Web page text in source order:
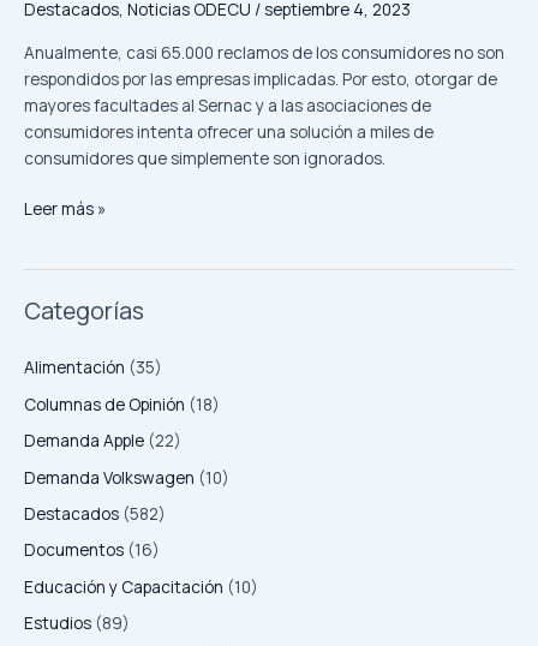
Categorías
Alimentación (35)
Columnas de Opinión (18)
Demanda Apple (22)
Demanda Volkswagen (10)
Destacados (582)
Documentos (16)
Educación y Capacitación (10)
Estudios (89)
Destacados Noticias ODECU / septiembre 4, 2023
Anualmente, casi 65.000 reclamos de los consumidores no son
respondidos por las empresas implicadas. Por esto, otorgar de
mayores facultades al Sernac y a las asociaciones de
consumidores intenta ofrecer una solución a miles de
consumidores que simplemente son ignorados.
lamentable
que
exista
un
gremio
negacionista
además
ignorar
reclamos
de
clientes,
no
contribuyan
resolver
los
problemas”
Leer más »